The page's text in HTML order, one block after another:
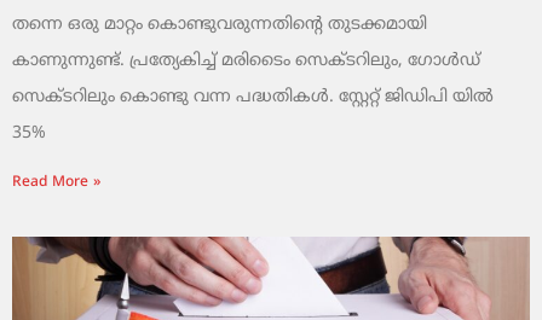
തന്നെ ഒരു മാറ്റം കൊണ്ടുവരുന്നതിന്റെ തുടക്കമായി
കാണുന്നുണ്ട്. പ്രത്യേകിച്ച് മരിടൈം സെക്ടറിലും, ഗോൾഡ്
സെക്ടറിലും കൊണ്ടു വന്ന പദ്ധതികൾ. സ്റ്റേറ്റ് ജിഡിപി യിൽ
35%
Read More »